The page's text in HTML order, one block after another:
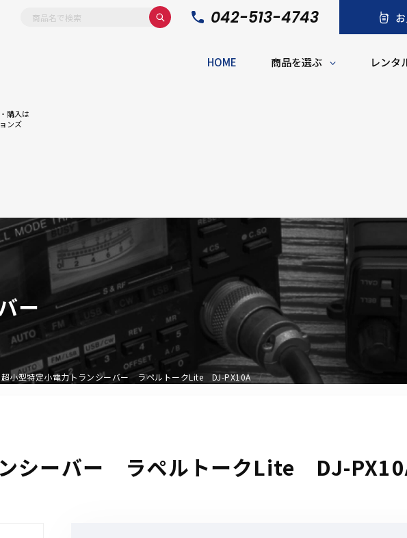
購入は
ンズ
042-513-4743
HOME 商品を選ぶ レンタ
アクセサリー
イヤホンマイク
スピーカーマイク
イヤホン
ベルトクリップ
ポータブ
ドライブレ
ー
超小型特定小電力トランシーバー ラペルトークLite DJ-PX10A
ンシーバー ラペルトークLite DJ-